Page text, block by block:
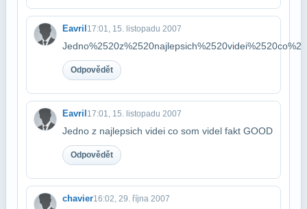
Eavril17:01, 15. listopadu 2007
Odpovědět
Eavril17:01, 15. listopadu 2007
Jedno z najlepsich videi co som videl fakt GOOD
Odpovědět
chavier16:02, 29. října 2007